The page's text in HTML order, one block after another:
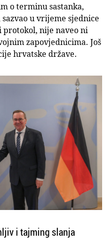
o terminu sastanka,
u vrijeme sjednice
protokol, nije naveo ni
zapovjednicima. Još
hrvatske države.
i tajming slanja